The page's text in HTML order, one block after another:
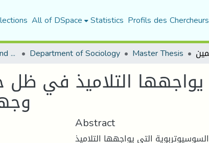
All of DSpace Statistics Profils des Chercheurs
Faculty of Humanities and Social Sciences Department of Sociology Master Thesis
يواجهها التلاميذ في ظل
Abstract
التي يواجهها التلاميذ